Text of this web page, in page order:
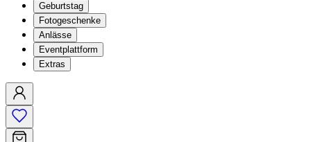
Geburtstag
Fotogeschenke
Anlässe
Eventplattform
Extras